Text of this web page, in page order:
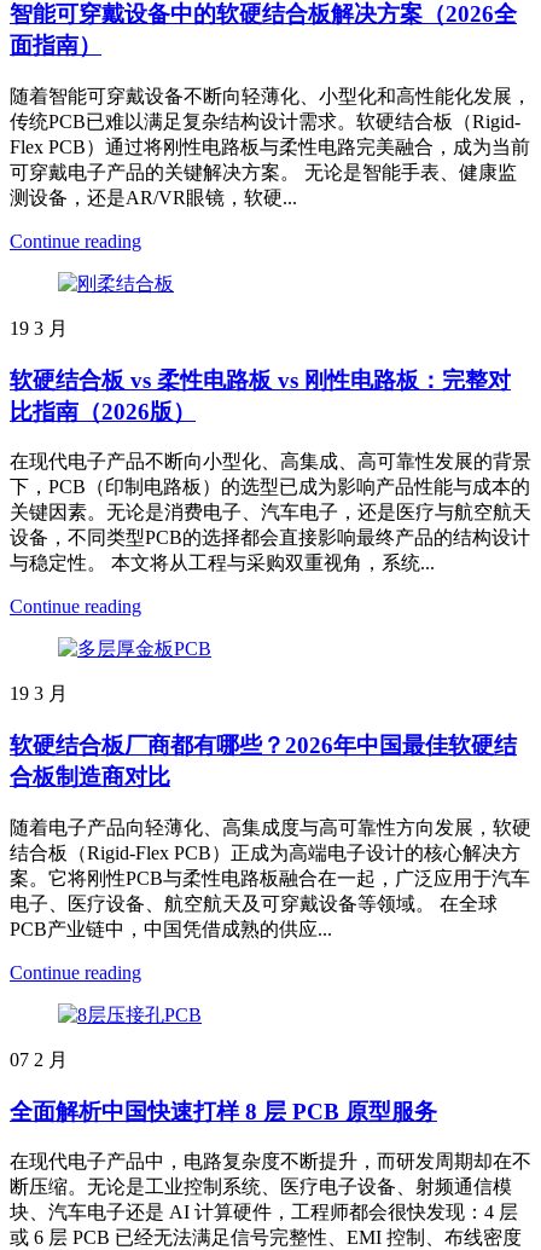
智能可穿戴设备中的软硬结合板解决方案（2026全
面指南）
随着智能可穿戴设备不断向轻薄化、小型化和高性能化发展，
传统PCB已难以满足复杂结构设计需求。软硬结合板（Rigid-
Flex PCB）通过将刚性电路板与柔性电路完美融合，成为当前
可穿戴电子产品的关键解决方案。 无论是智能手表、健康监
测设备，还是AR/VR眼镜，软硬...
Continue reading
19 3 月
软硬结合板 vs 柔性电路板 vs 刚性电路板：完整对
比指南（2026版）
在现代电子产品不断向小型化、高集成、高可靠性发展的背景
下，PCB（印制电路板）的选型已成为影响产品性能与成本的
关键因素。无论是消费电子、汽车电子，还是医疗与航空航天
设备，不同类型PCB的选择都会直接影响最终产品的结构设计
与稳定性。 本文将从工程与采购双重视角，系统...
Continue reading
19 3 月
软硬结合板厂商都有哪些？2026年中国最佳软硬结
合板制造商对比
随着电子产品向轻薄化、高集成度与高可靠性方向发展，软硬
结合板（Rigid-Flex PCB）正成为高端电子设计的核心解决方
案。它将刚性PCB与柔性电路板融合在一起，广泛应用于汽车
电子、医疗设备、航空航天及可穿戴设备等领域。 在全球
PCB产业链中，中国凭借成熟的供应...
Continue reading
07 2 月
全面解析中国快速打样 8 层 PCB 原型服务
在现代电子产品中，电路复杂度不断提升，而研发周期却在不
断压缩。无论是工业控制系统、医疗电子设备、射频通信模
块、汽车电子还是 AI 计算硬件，工程师都会很快发现：4 层
或 6 层 PCB 已经无法满足信号完整性、EMI 控制、布线密度